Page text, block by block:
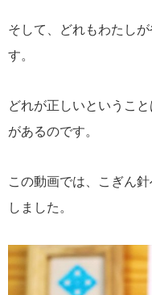
そして、どれもわたし
す。
どれが正しいというこ
があるのです。
この動画では、こぎん
しました。